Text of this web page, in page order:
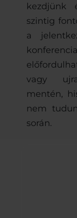
kezdjünk
szintig
a
vagy
mentén,
nem
során.